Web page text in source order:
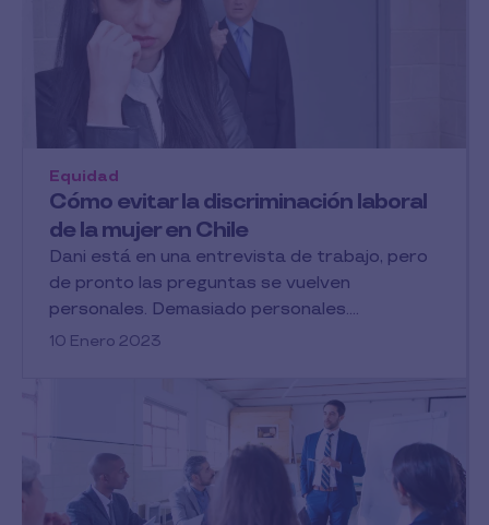
Cómo evitar la discriminación laboral
de la mujer en Chile
Equidad
Dani está en una entrevista de trabajo, pero
de pronto las preguntas se vuelven
personales. Demasiado personales....
10 Enero 2023